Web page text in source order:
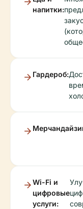
напитки:
Гардероб:
Wi-Fi и
цифровые
услуги: